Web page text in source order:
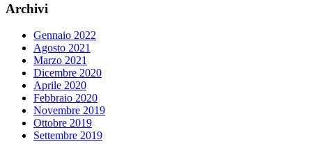
Archivi
Gennaio 2022
Agosto 2021
Marzo 2021
Dicembre 2020
Aprile 2020
Febbraio 2020
Novembre 2019
Ottobre 2019
Settembre 2019